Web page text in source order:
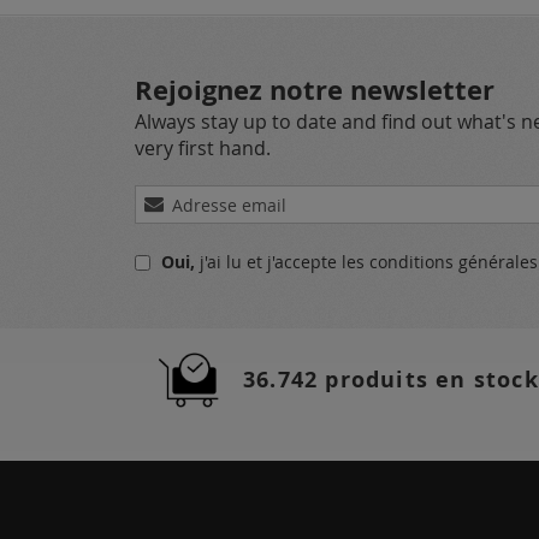
Rejoignez notre newsletter
Always stay up to date and find out what's
very first hand.
Inscription
à
lettreOui, j'ai lu et j'accepte les conditions générales
36.742 produits en stock